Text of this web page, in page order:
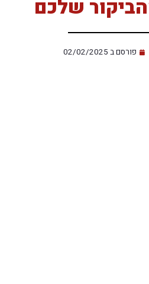
שלכם
פורסם ב 02/02/2025